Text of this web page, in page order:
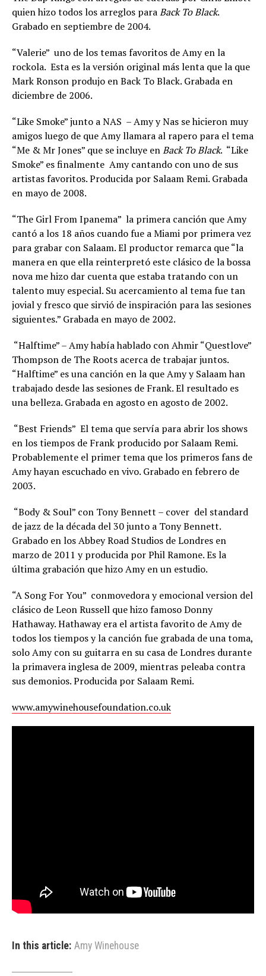
quien hizo todos los arreglos paraBack To Black.
Grabado en septiembre de 2004.
“Valerie”  uno de los temas favoritos de Amy en la
rockola. Esta es la versión original más lenta que la que
Mark Ronson produjo en Back To Black. Grabada en
diciembre de 2006.
“Like Smoke” junto a NAS – Amy y Nas se hicieron muy
amigos luego de que Amy llamara al rapero para el tema
“Me & Mr Jones” que se incluye enBack To Black. “Like
Smoke” es finalmente Amy cantando con uno de sus
artistas favoritos. Producida por Salaam Remi. Grabada
en mayo de 2008.
“The Girl From Ipanema”  la primera canción que Amy
cantó a los 18 años cuando fue a Miami por primera vez
para grabar con Salaam. El productor remarca que “la
manera en que ella reinterpretó este clásico de la bossa
nova me hizo dar cuenta que estaba tratando con un
talento muy especial. Su acercamiento al tema fue tan
jovial y fresco que sirvió de inspiración para las sesiones
siguientes.” Grabada en mayo de 2002.
“Halftime” – Amy había hablado con Ahmir “Questlove”
Thompson de The Roots acerca de trabajar juntos.
“Halftime” es una canción en la que Amy y Salaam han
trabajado desde las sesiones de Frank. El resultado es
una belleza. Grabada en agosto en agosto de 2002.
“Best Friends”  El tema que servía para abrir los shows
en los tiempos de Frank producido por Salaam Remi.
Probablemente el primer tema que los primeros fans de
Amy hayan escuchado en vivo. Grabado en febrero de
2003.
“Body & Soul” con Tony Bennett – cover del standard
de jazz de la década del 30 junto a Tony Bennett.
Grabado en los Abbey Road Studios de Londres en
marzo de 2011 y producida por Phil Ramone. Es la
última grabación que hizo Amy en un estudio.
“A Song For You”  conmovedora y emocional version del
clásico de Leon Russell que hizo famoso Donny
Hathaway. Hathaway era el artista favorito de Amy de
todos los tiempos y la canción fue grabada de una toma,
solo Amy con su guitarra en su casa de Londres durante
la primavera inglesa de 2009, mientras peleaba contra
sus demonios. Producida por Salaam Remi.
www.amywinehousefoundation.co.uk
In this article: Amy Winehouse